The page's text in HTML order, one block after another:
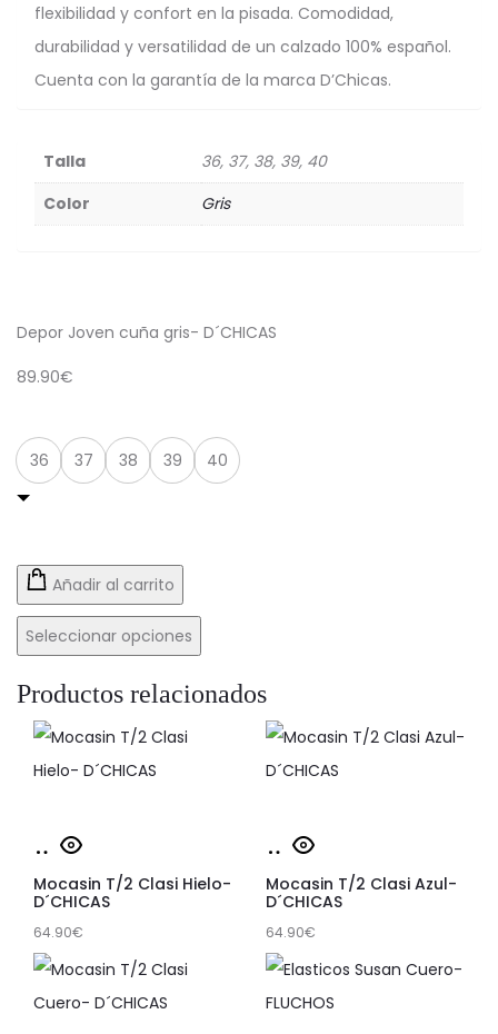
flexibilidad y confort en la pisada. Comodidad,
durabilidad y versatilidad de un calzado 100% español.
Cuenta con la garantía de la marca D’Chicas.
Talla
36, 37, 38, 39, 40
Color
Gris
Depor Joven cuña gris- D´CHICAS
89.90€
36 37 38 39 40
Añadir al carrito
Seleccionar opciones
Productos relacionados
Seleccionar
opciones
Este
tiene
múltiples
variantes.
Las
Mocasin T/2 Clasi Hielo-
D´CHICAS
64.90€
Seleccionar
opciones
Este
tiene
múltiples
variantes.
Las
Mocasin T/2 Clasi Azul-
D´CHICAS
64.90€